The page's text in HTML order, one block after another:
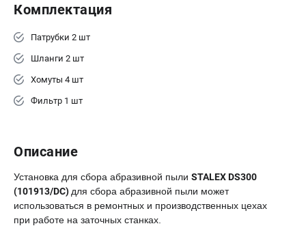
Комплектация
Патрубки 2 шт
Шланги 2 шт
Хомуты 4 шт
Фильтр 1 шт
Описание
Установка для сбора абразивной пыли STALEX DS300
(101913/DC) для сбора абразивной пыли может
использоваться в ремонтных и производственных цехах
при работе на заточных станках.